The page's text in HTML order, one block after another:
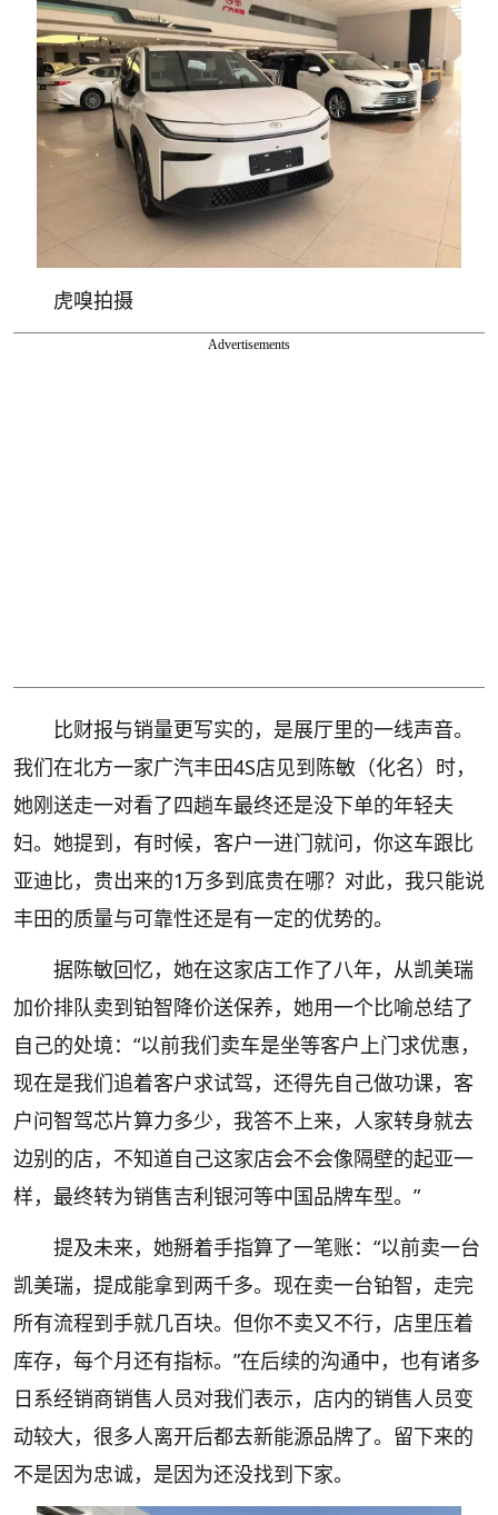
虎嗅拍摄
Advertisements
比财报与销量更写实的，是展厅里的一线声音。
我们在北方一家广汽丰田4S店见到陈敏（化名）时，
她刚送走一对看了四趟车最终还是没下单的年轻夫
妇。她提到，有时候，客户一进门就问，你这车跟比
亚迪比，贵出来的1万多到底贵在哪？对此，我只能说
丰田的质量与可靠性还是有一定的优势的。
据陈敏回忆，她在这家店工作了八年，从凯美瑞
加价排队卖到铂智降价送保养，她用一个比喻总结了
自己的处境：“以前我们卖车是坐等客户上门求优惠，
现在是我们追着客户求试驾，还得先自己做功课，客
户问智驾芯片算力多少，我答不上来，人家转身就去
边别的店，不知道自己这家店会不会像隔壁的起亚一
样，最终转为销售吉利银河等中国品牌车型。”
提及未来，她掰着手指算了一笔账：“以前卖一台
凯美瑞，提成能拿到两千多。现在卖一台铂智，走完
所有流程到手就几百块。但你不卖又不行，店里压着
库存，每个月还有指标。”在后续的沟通中，也有诸多
日系经销商销售人员对我们表示，店内的销售人员变
动较大，很多人离开后都去新能源品牌了。留下来的
不是因为忠诚，是因为还没找到下家。